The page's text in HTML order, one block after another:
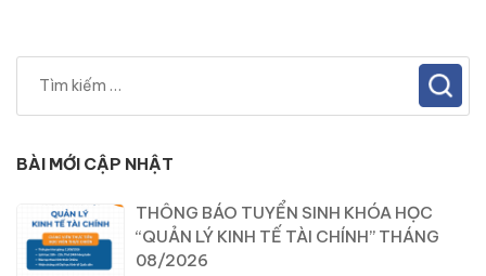
BÀI MỚI CẬP NHẬT
THÔNG BÁO TUYỂN SINH KHÓA HỌC
“QUẢN LÝ KINH TẾ TÀI CHÍNH” THÁNG
08/2026